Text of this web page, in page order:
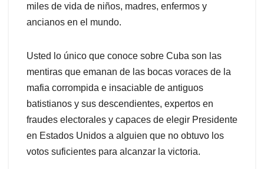
miles de vida de niños, madres, enfermos y
ancianos en el mundo.
Usted lo único que conoce sobre Cuba son las
mentiras que emanan de las bocas voraces de la
mafia corrompida e insaciable de antiguos
batistianos y sus descendientes, expertos en
fraudes electorales y capaces de elegir Presidente
en Estados Unidos a alguien que no obtuvo los
votos suficientes para alcanzar la victoria.